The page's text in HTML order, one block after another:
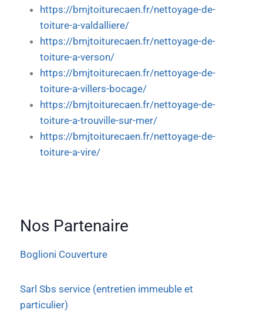
https://bmjtoiturecaen.fr/nettoyage-de-
toiture-a-valdalliere/
https://bmjtoiturecaen.fr/nettoyage-de-
toiture-a-verson/
https://bmjtoiturecaen.fr/nettoyage-de-
toiture-a-villers-bocage/
https://bmjtoiturecaen.fr/nettoyage-de-
toiture-a-trouville-sur-mer/
https://bmjtoiturecaen.fr/nettoyage-de-
toiture-a-vire/
Nos Partenaire
Boglioni Couverture
Sarl Sbs service (entretien immeuble et
particulier)